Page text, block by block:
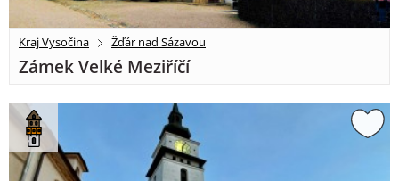
Kraj Vysočina Žďár nad Sázavou
Zámek Velké Meziříčí